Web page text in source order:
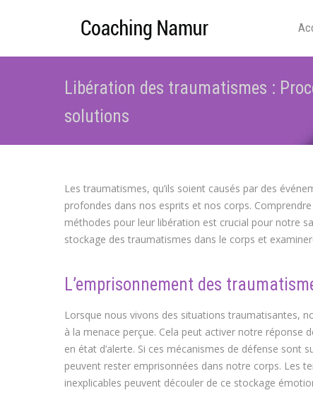
Libération des traumatismes :
solutions
Les traumatismes, qu’ils soient causés par des
profondes dans nos esprits et nos corps.
méthodes pour leur libération est crucial pour notre
stockage des traumatismes dans le corps et
L’emprisonnement des
Lorsque nous vivons des situations traumatisantes,
à la menace perçue. Cela peut activer notre
en état d’alerte. Si ces mécanismes de défense
peuvent rester emprisonnées dans notre corps. Les
inexplicables peuvent découler de ce stockage